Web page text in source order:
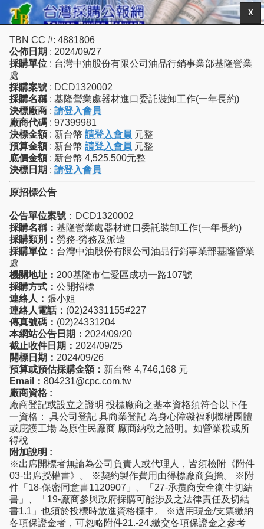
X
TBN CC #: 4881806
公佈日期 : 2024/09/27
採購單位 : 台灣中油股份有限公司油品行銷事業部基隆營業
處
採購案號 : DCD1320002
採購名稱 : 基隆營業處器材進口委託裝卸工作(一年長約)
決標廠商 : 請登入會員
廠商代碼 : 97399981
決標金額 : 新台幣 請登入會員 元整
預算金額 : 新台幣 請登入會員 元整
底價金額 : 新台幣 4,525,500元整
決標日期 : 請登入會員
原招標公告
公告單位案號 ：DCD1320002
採購名稱： 基隆營業處器材進口委託裝卸工作(一年長約)
採購類別： 勞務-勞務及派遣
採購單位： 台灣中油股份有限公司油品行銷事業部基隆營業
處
機關地址： 200基隆市仁愛區成功一路107號
採購方式： 公開招標
連絡人： 張小姐
連絡人電話： (02)24331155#227
傳真號碼： (02)24331204
本網站公告日期： 2024/09/20
截止收件日期： 2024/09/25
開標日期： 2024/09/26
預算或預估採購金額： 新台幣 4,746,168 元
Email： 804231@cpc.com.tw
廠商資格 :
廠商登記或設立之證明 投標廠商之基本資格須符合以下任
一資格： 具公司登記 具商業登記 為身心障礙福利機構團體
或庇護工場 為原住民廠商 廠商納稅之證明。如營業稅或所
得稅
附加說明 :
※出席開標者無論為公司負責人或代理人，皆須檢附《附件
03-出席授權書》。 ※契約製作費用由得標廠商負擔。 ※附
件「18-保密同意書1120907」、「27-承攬商安全衛生切結
書」、「19-廠商參與政府採購可能涉及之法律責任及切結
書1.1」也須於投標時放進資格標中。 ※選用現金/支票繳納
各項保證金者，可忽略附件21.-24.繳交各項保證金之參考